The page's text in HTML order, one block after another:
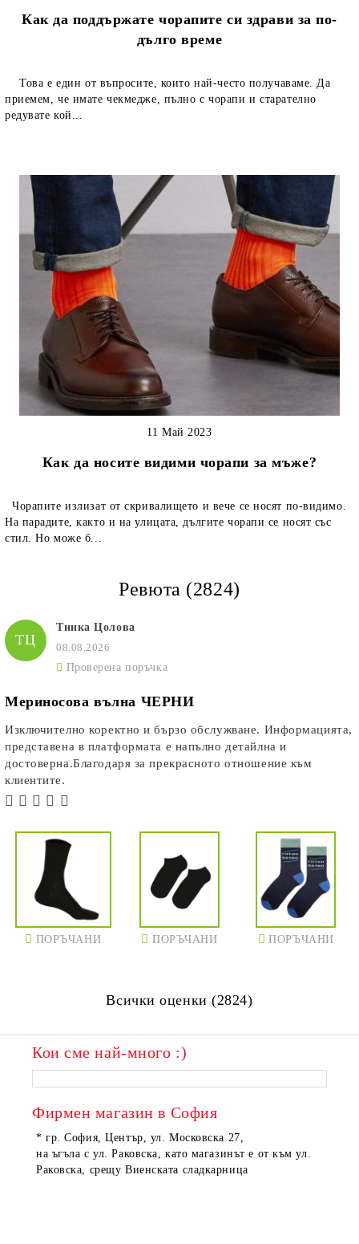
Как да поддържате чорапите си здрави за по-
дълго време
Това е един от въпросите, които най-често получаваме. Да
приемем, че имате чекмедже, пълно с чорапи и старателно
редувате кой...
Как да носите видими чорапи за мъже?
11 Май 2023
Чорапите излизат от скривалището и вече се носят по-видимо.
На парадите, както и на улицата, дългите чорапи се носят със
стил. Но може б...
Ревюта (2824)
ТЦ
Тинка Цолова
08.08.2026
Проверена поръчка
Мериносова вълна ЧЕРНИ
Изключително коректно и бързо обслужване. Информацията,
представена в платформата е напълно детайлна и
достоверна.Благодаря за прекрасното отношение към
клиентите.
ПОРЪЧАНИ ПОРЪЧАНИ ПОРЪЧАНИ
ПОРЪЧАНИ
Всички оценки (2824)
Кои сме най-много :)
Фирмен магазин в София
* гр. София, Център, ул. Московска 27,
на ъгъла с ул. Раковска, като магазинът е от към ул.
Раковска, срещу Виенската сладкарница